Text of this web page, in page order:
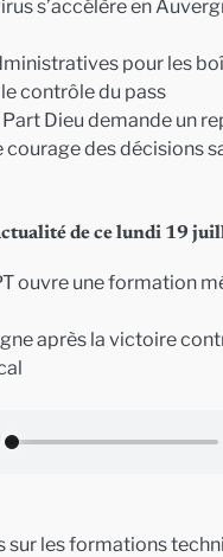
s’accélère en
pour les
contrôle du pass
Part Dieu demande un
courage des décisions
de ce lundi 19
ouvre une formation
après la victoire
sur les formations